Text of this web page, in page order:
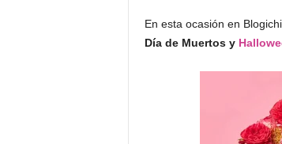
En esta ocasión en
Día de Muertos y